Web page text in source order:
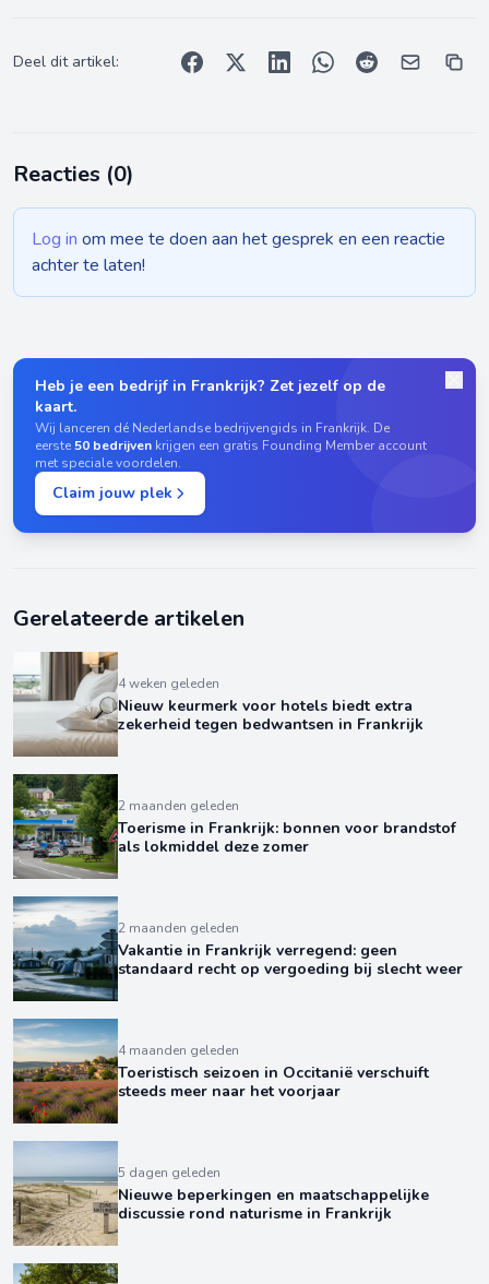
Deel dit artikel:
Reacties (0)
Log in om mee te doen aan het gesprek en een reactie
achter te laten!
Heb je een bedrijf in Frankrijk? Zet jezelf op de
kaart.
Wij lanceren dé Nederlandse bedrijvengids in Frankrijk. De
eerste50 bedrijven krijgen een gratis Founding Member account
met speciale voordelen.
Claim jouw plek
Gerelateerde artikelen
4 weken geleden
Nieuw keurmerk voor hotels biedt extra
zekerheid tegen bedwantsen in Frankrijk
2 maanden geleden
Toerisme in Frankrijk: bonnen voor brandstof
als lokmiddel deze zomer
2 maanden geleden
Vakantie in Frankrijk verregend: geen
standaard recht op vergoeding bij slecht weer
4 maanden geleden
Toeristisch seizoen in Occitanië verschuift
steeds meer naar het voorjaar
5 dagen geleden
Nieuwe beperkingen en maatschappelijke
discussie rond naturisme in Frankrijk